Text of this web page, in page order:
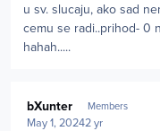
u sv. slucaju, ako sad
cemu se radi..prihod- 0
hahah.....
bXunter Members
May 1, 20242 yr